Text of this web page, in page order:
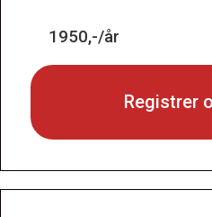
1950,-/år
Registrer